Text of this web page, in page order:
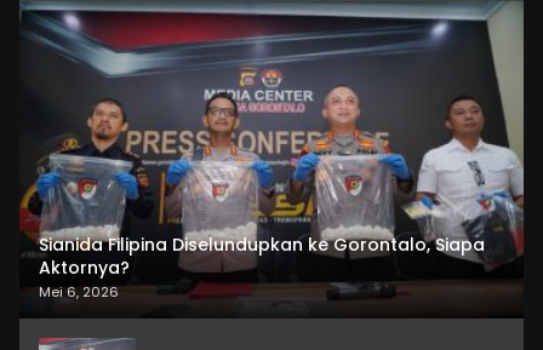
Sianida Filipina Diselundupkan ke Gorontalo, Siapa
Aktornya?
Mei 6, 2026